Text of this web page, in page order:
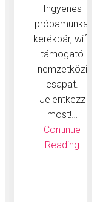
Ingyenes
próbamunka,
kerékpár, wifi,
támogató
nemzetközi
csapat.
Jelentkezz
most!…
Continue
Reading